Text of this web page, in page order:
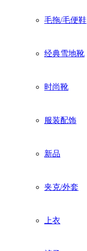
毛拖/毛便鞋
经典雪地靴
时尚靴
服装配饰
新品
夹克/外套
上衣